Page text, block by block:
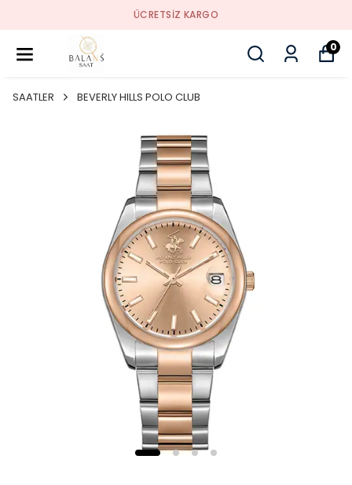
SORUNSUZ İADE
0
SAATLER BEVERLY HILLS POLO CLUB